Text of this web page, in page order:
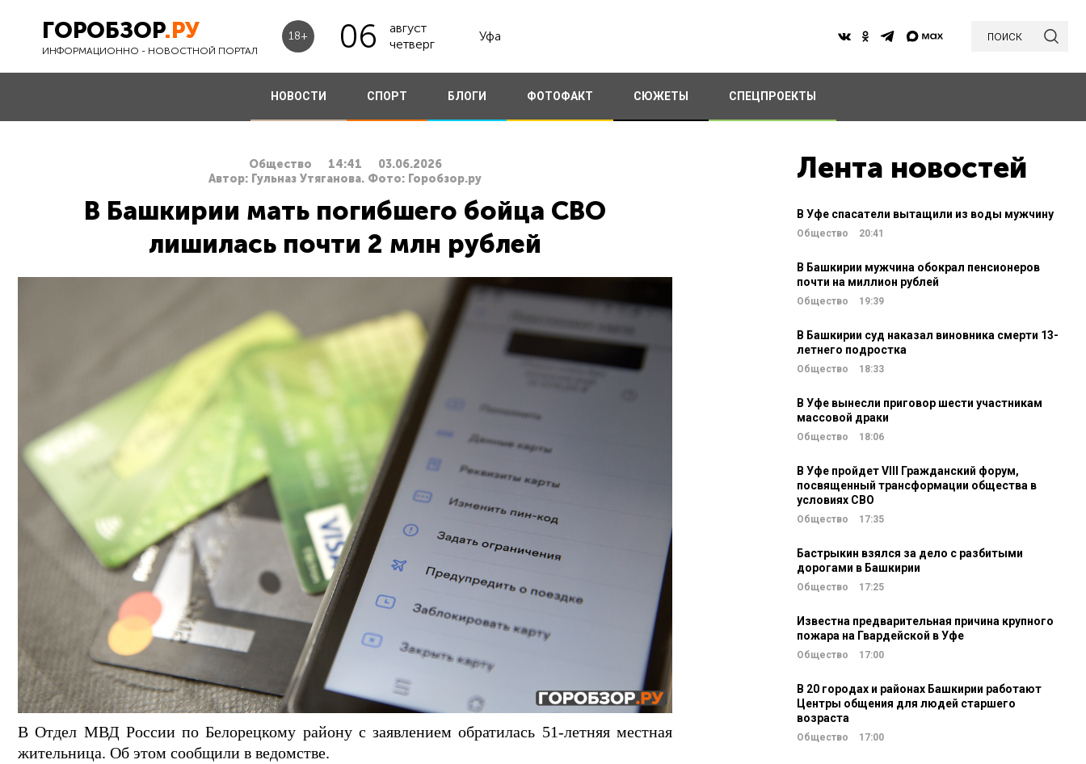
ГОРОБЗОР.РУ
ИНФОРМАЦИОННО - НОВОСТНОЙ ПОРТАЛ
18+ 06
август
четверг
Уфа поиск
НОВОСТИ СПОРТ БЛОГИ ФОТОФАКТ СЮЖЕТЫ СПЕЦПРОЕКТЫ
Общество 14:41
03.06.2026
Автор: Гульназ Утяганова. Фото: Горобзор.ру
В Башкирии мать погибшего бойца СВО
лишилась почти 2 млн рублей
В Отдел МВД России по Белорецкому району с заявлением обратилась 51-летняя местная
жительница. Об этом сообщили в ведомстве.
Лента новостей
В Уфе спасатели вытащили из воды мужчину
Общество 20:41
В Башкирии мужчина обокрал пенсионеров
почти на миллион рублей
Общество 19:39
В Башкирии суд наказал виновника смерти 13-
летнего подростка
Общество 18:33
В Уфе вынесли приговор шести участникам
массовой драки
Общество 18:06
В Уфе пройдет VIII Гражданский форум,
посвященный трансформации общества в
условиях СВО
Общество 17:35
Бастрыкин взялся за дело с разбитыми
дорогами в Башкирии
Общество 17:25
Известна предварительная причина крупного
пожара на Гвардейской в Уфе
Общество 17:00
В 20 городах и районах Башкирии работают
Центры общения для людей старшего
возраста
Общество 17:00